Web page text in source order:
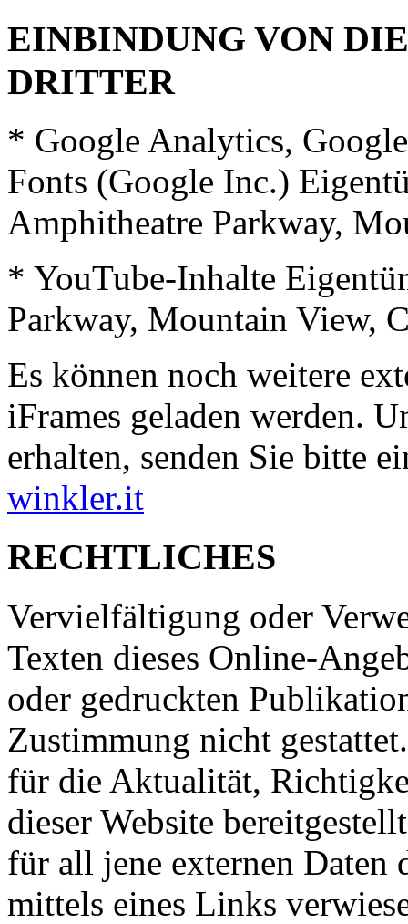
EINBINDUNG VON
DRITTER
* Google Analytics,
Fonts (Google Inc.)
Amphitheatre Parkway,
* YouTube-Inhalte
Parkway, Mountain View,
Es können noch weitere
iFrames geladen werden.
erhalten, senden Sie bitte
winkler.it
RECHTLICHES
Vervielfältigung oder
Texten dieses Online-
oder gedruckten
Zustimmung nicht
für die Aktualität,
dieser Website
für all jene externen Daten
mittels eines Links